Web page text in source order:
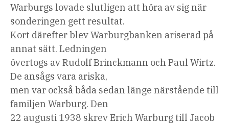
Warburgs lovade slutligen att höra av sig när
sonderingen gett resultat.
Kort därefter blev Warburgbanken ariserad på
annat sätt. Ledningen
övertogs av Rudolf Brinckmann och Paul Wirtz.
De ansågs vara ariska,
men var också båda sedan länge närstående till
familjen Warburg. Den
22 augusti 1938 skrev Erich Warburg till Jacob